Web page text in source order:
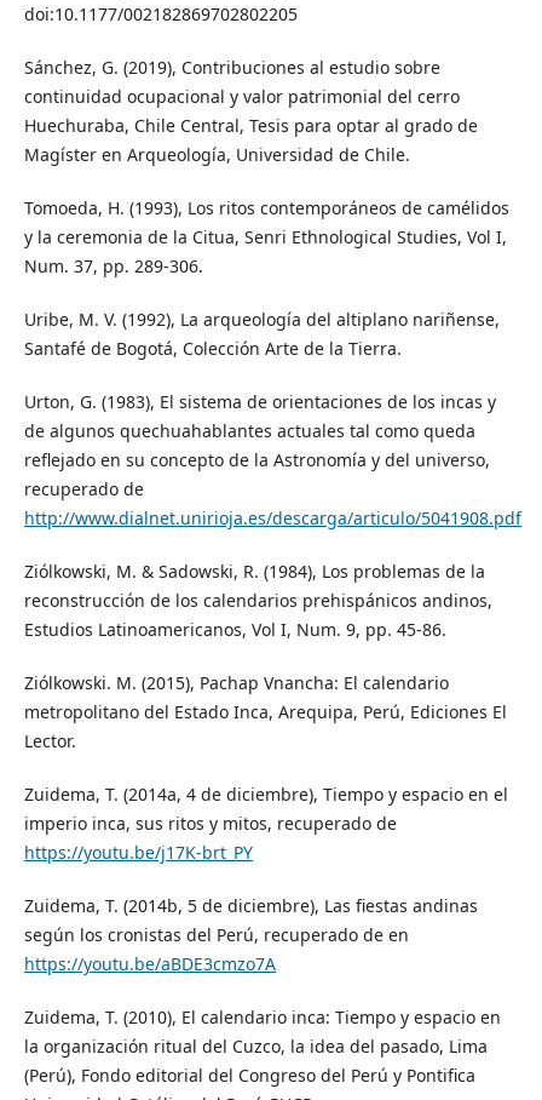
doi:10.1177/002182869702802205
Sánchez, G. (2019), Contribuciones al estudio sobre
continuidad ocupacional y valor patrimonial del cerro
Huechuraba, Chile Central, Tesis para optar al grado de
Magíster en Arqueología, Universidad de Chile.
Tomoeda, H. (1993), Los ritos contemporáneos de camélidos
y la ceremonia de la Citua, Senri Ethnological Studies, Vol I,
Num. 37, pp. 289-306.
Uribe, M. V. (1992), La arqueología del altiplano nariñense,
Santafé de Bogotá, Colección Arte de la Tierra.
Urton, G. (1983), El sistema de orientaciones de los incas y
de algunos quechuahablantes actuales tal como queda
reflejado en su concepto de la Astronomía y del universo,
recuperado de
http://www.dialnet.unirioja.es/descarga/articulo/5041908.pdf
Ziólkowski, M. & Sadowski, R. (1984), Los problemas de la
reconstrucción de los calendarios prehispánicos andinos,
Estudios Latinoamericanos, Vol I, Num. 9, pp. 45-86.
Ziólkowski. M. (2015), Pachap Vnancha: El calendario
metropolitano del Estado Inca, Arequipa, Perú, Ediciones El
Lector.
Zuidema, T. (2014a, 4 de diciembre), Tiempo y espacio en el
imperio inca, sus ritos y mitos, recuperado de
https://youtu.be/j17K-brt_PY
Zuidema, T. (2014b, 5 de diciembre), Las fiestas andinas
según los cronistas del Perú, recuperado de en
https://youtu.be/aBDE3cmzo7A
Zuidema, T. (2010), El calendario inca: Tiempo y espacio en
la organización ritual del Cuzco, la idea del pasado, Lima
(Perú), Fondo editorial del Congreso del Perú y Pontifica